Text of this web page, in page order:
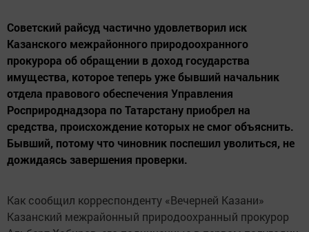
Советский райсуд частично удовлетворил иск
Казанского межрайонного природоохранного
прокурора об обращении в доход государства
имущества, которое теперь уже бывший начальник
отдела правового обеспечения Управления
Росприроднадзора по Татарстану приобрел на
средства, происхождение которых не смог объяснить.
Бывший, потому что чиновник поспешил уволиться, не
дожидаясь завершения проверки.
Как сообщил корреспонденту «Вечерней Казани»
Казанский межрайонный природоохранный прокурор